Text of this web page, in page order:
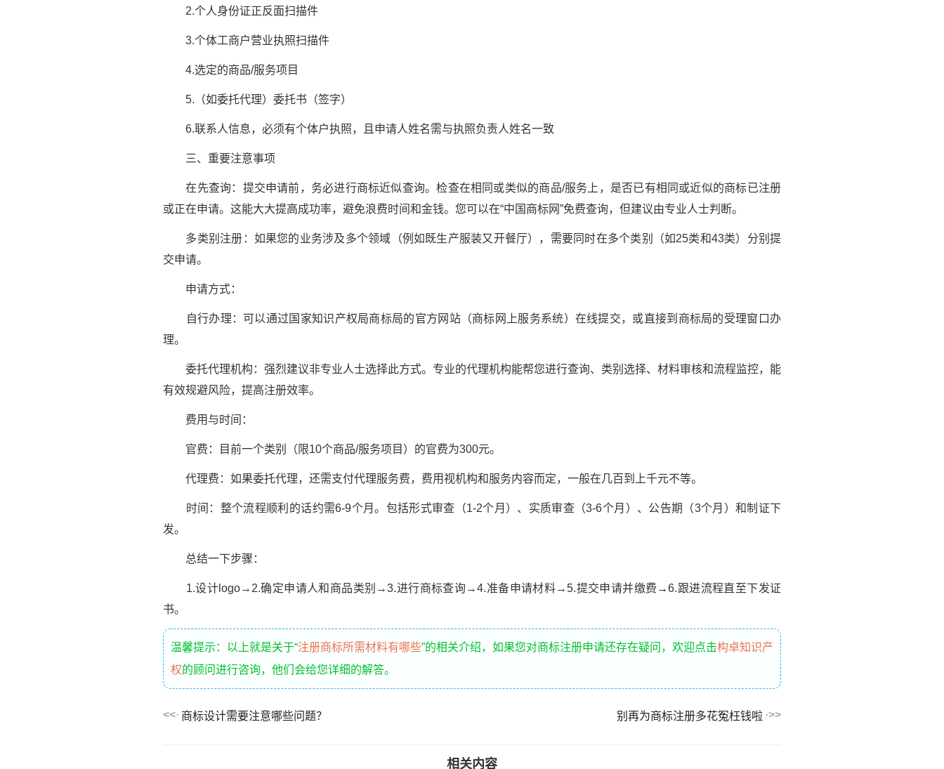
2.个人身份证正反面扫描件
3.个体工商户营业执照扫描件
4.选定的商品/服务项目
5.（如委托代理）委托书（签字）
6.联系人信息，必须有个体户执照，且申请人姓名需与执照负责人姓名一致
三、重要注意事项
在先查询：提交申请前，务必进行商标近似查询。检查在相同或类似的商品/服务上，是否已有相同或近似的商标已注册
或正在申请。这能大大提高成功率，避免浪费时间和金钱。您可以在“中国商标网”免费查询，但建议由专业人士判断。
多类别注册：如果您的业务涉及多个领域（例如既生产服装又开餐厅），需要同时在多个类别（如25类和43类）分别提
交申请。
申请方式：
自行办理：可以通过国家知识产权局商标局的官方网站（商标网上服务系统）在线提交，或直接到商标局的受理窗口办
理。
委托代理机构：强烈建议非专业人士选择此方式。专业的代理机构能帮您进行查询、类别选择、材料审核和流程监控，能
有效规避风险，提高注册效率。
费用与时间：
官费：目前一个类别（限10个商品/服务项目）的官费为300元。
代理费：如果委托代理，还需支付代理服务费，费用视机构和服务内容而定，一般在几百到上千元不等。
时间：整个流程顺利的话约需6-9个月。包括形式审查（1-2个月）、实质审查（3-6个月）、公告期（3个月）和制证下
发。
总结一下步骤：
1.设计logo→2.确定申请人和商品类别→3.进行商标查询→4.准备申请材料→5.提交申请并缴费→6.跟进流程直至下发证
书。
温馨提示：以上就是关于“注册商标所需材料有哪些”的相关介绍，如果您对商标注册申请还存在疑问，欢迎点击构卓知识产
权的顾问进行咨询，他们会给您详细的解答。
商标设计需要注意哪些问题？ 别再为商标注册多花冤枉钱啦
相关内容